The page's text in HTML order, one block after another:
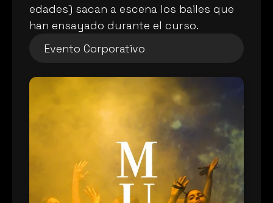
edades) sacan a escena los bailes que
han ensayado durante el curso.
Evento Corporativo